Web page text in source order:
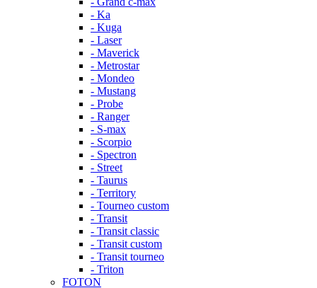
- Ka
- Kuga
- Laser
- Maverick
- Metrostar
- Mondeo
- Mustang
- Probe
- Ranger
- S-max
- Scorpio
- Spectron
- Street
- Taurus
- Territory
- Tourneo custom
- Transit
- Transit classic
- Transit custom
- Transit tourneo
- Triton
FOTON